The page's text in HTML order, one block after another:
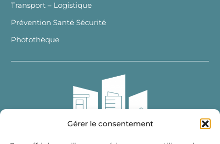
Gérer le consentement
Transport – Logistique
Prévention Santé Sécurité
Photothèque